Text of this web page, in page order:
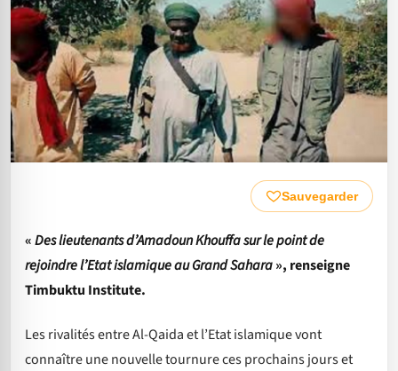
Sauvegarder
«Des lieutenants d’Amadoun Khouffa sur le point de
rejoindre l’Etat islamique au Grand Sahara», renseigne
Timbuktu Institute.
Les rivalités entre Al-Qaida et l’Etat islamique vont
connaître une nouvelle tournure ces prochains jours et